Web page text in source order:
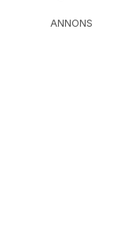
ANNONS